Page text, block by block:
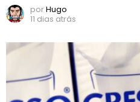
porHugo
11 dias atrás